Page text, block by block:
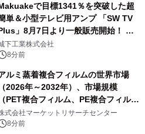
で目標1341％を突破した超
単＆小型テレビ用アンプ 「SW TV
」8月7日より一般販売開始！ ケ
ブル1本つなぐだけ、テレビの音が
っと豊かに
下工業株式会社
8分前
ルミ蒸着複合フィルムの世界市場
（2026年～2032年）、市場規模
（PET複合フィルム、PE複合フィル
、CPP複合フィルム、その他）・分
レポートを発表
式会社マーケットリサーチセンター
8分前